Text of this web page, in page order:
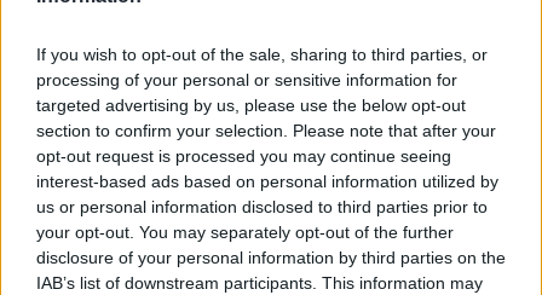
If you wish to opt-out of the sale, sharing to third parties, or
processing of your personal or sensitive information for
targeted advertising by us, please use the below opt-out
section to confirm your selection. Please note that after your
opt-out request is processed you may continue seeing
interest-based ads based on personal information utilized by
us or personal information disclosed to third parties prior to
your opt-out. You may separately opt-out of the further
disclosure of your personal information by third parties on the
IAB’s list of downstream participants. This information may
Lucy sa napriek prvotným pochybnostiam do malého
útulného hotelíka zamiluje a práca jučoraz viac baví. Dni
jej spríjemňuje aj charizmatický Alex, ktorý však pred
Lucyč osi tají. Navyše sa v hotelíku začínajú diať
podozrivé veci. Miestni sa tvária, že je to práca
škriatkov, no Lucy tuší, že jej chce niekto škodiť. Aby
f
r
: